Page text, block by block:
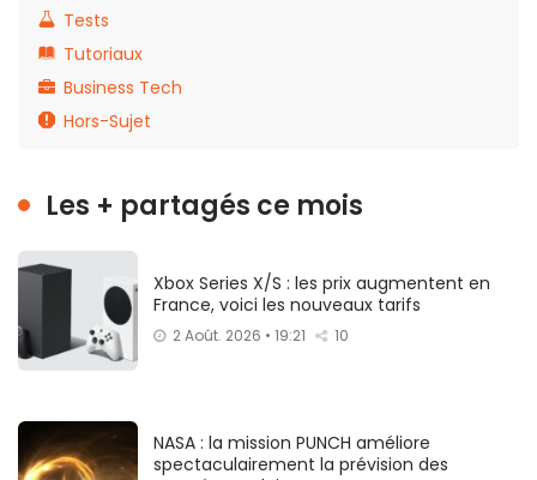
Tests
Tutoriaux
Business Tech
Hors-Sujet
Les + partagés ce mois
Xbox Series X/S : les prix augmentent en
France, voici les nouveaux tarifs
2 Août. 2026 • 19:21 10
NASA : la mission PUNCH améliore
spectaculairement la prévision des